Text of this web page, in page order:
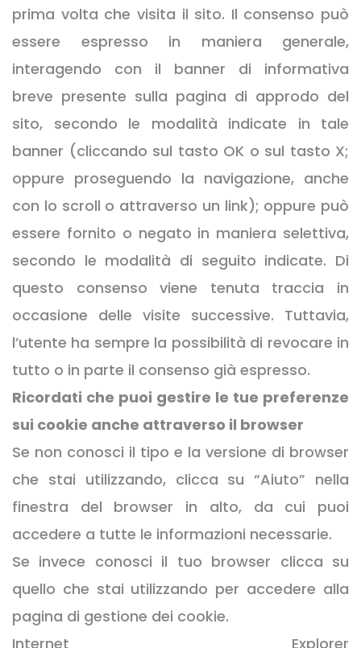
prima volta che visita il sito. Il consenso può
essere espresso in maniera generale,
interagendo con il banner di informativa
breve presente sulla pagina di approdo del
sito, secondo le modalità indicate in tale
banner (cliccando sul tasto OK o sul tasto X;
oppure proseguendo la navigazione, anche
con lo scroll o attraverso un link); oppure può
essere fornito o negato in maniera selettiva,
secondo le modalità di seguito indicate. Di
questo consenso viene tenuta traccia in
occasione delle visite successive. Tuttavia,
l’utente ha sempre la possibilità di revocare in
tutto o in parte il consenso già espresso.
Ricordati che puoi gestire le tue preferenze
sui cookie anche attraverso il browser
Se non conosci il tipo e la versione di browser
che stai utilizzando, clicca su “Aiuto” nella
finestra del browser in alto, da cui puoi
accedere a tutte le informazioni necessarie.
Se invece conosci il tuo browser clicca su
quello che stai utilizzando per accedere alla
pagina di gestione dei cookie.
Internet Explorer